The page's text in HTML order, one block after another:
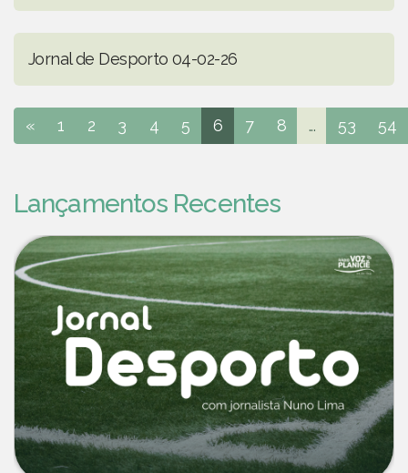
Jornal de Desporto 04-02-26
« 1 2 3 4 5 6 7 8 ... 53 54
Lançamentos Recentes